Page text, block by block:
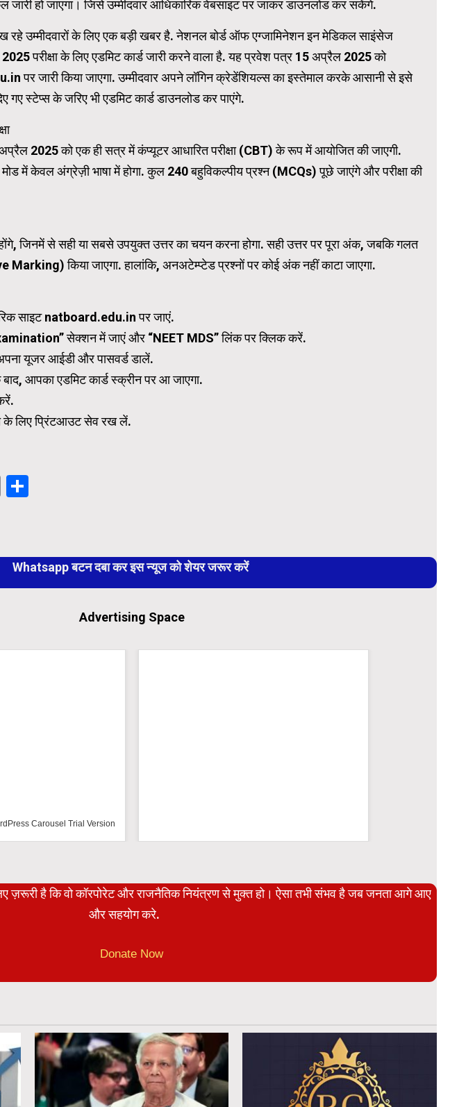
जारी हो जाएगा। जिसे उम्मीदवार आधिकारिक वेबसाइट पर जाकर डाउनलोड कर सकेंगे.
रहे उम्मीदवारों के लिए एक बड़ी खबर है. नेशनल बोर्ड ऑफ एग्जामिनेशन इन मेडिकल साइंसेज
परीक्षा के लिए एडमिट कार्ड जारी करने वाला है. यह प्रवेश पत्र 15 अप्रैल 2025 को
पर जारी किया जाएगा. उम्मीदवार अपने लॉगिन क्रेडेंशियल्स का इस्तेमाल करके आसानी से इसे
स्टेप्स के जरिए भी एडमिट कार्ड डाउनलोड कर पाएंगे.
2025 को एक ही सत्र में कंप्यूटर आधारित परीक्षा (CBT) के रूप में आयोजित की जाएगी.
में केवल अंग्रेज़ी भाषा में होगा. कुल 240 बहुविकल्पीय प्रश्न (MCQs) पूछे जाएंगे और परीक्षा की
जिनमें से सही या सबसे उपयुक्त उत्तर का चयन करना होगा. सही उत्तर पर पूरा अंक, जबकि गलत
किया जाएगा. हालांकि, अनअटेम्प्टेड प्रश्नों पर कोई अंक नहीं काटा जाएगा.
साइट natboard.edu.in पर जाएं.
सेक्शन में जाएं और “NEET MDS” लिंक पर क्लिक करें.
यूजर आईडी और पासवर्ड डालें.
आपका एडमिट कार्ड स्क्रीन पर आ जाएगा.
के लिए प्रिंटआउट सेव रख लें.
Copy
Whatsapp बटन दबा कर इस न्यूज को शेयर जरूर करें
Advertising Space
Carousel Trial Version
ज़रूरी है कि वो कॉरपोरेट और राजनैतिक नियंत्रण से मुक्त हो। ऐसा तभी संभव है जब जनता आगे आए
और सहयोग करे.
Donate Now